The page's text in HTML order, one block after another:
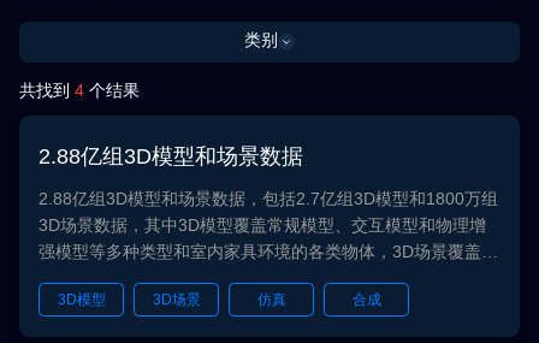
类别
共找到4 个结果
2.88亿组3D模型和场景数据
2.88亿组3D模型和场景数据，包括2.7亿组3D模型和1800万组
3D场景数据，其中3D模型覆盖常规模型、交互模型和物理增
强模型等多种类型和室内家具环境的各类物体，3D场景覆盖室
内家装场景和商业空间场景。该数据集可用于3D资产生成、仿
真训练场构建等任务。
3D模型 3D场景 仿真 合成
具身智能